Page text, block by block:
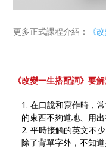
更多正式課程介紹： 《
《改變一生搭配詞》要
在口說和寫作時，
的東西不夠道地、用出
平時接觸的英文不
除了背單字外，不知